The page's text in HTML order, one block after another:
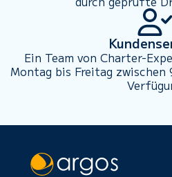
Ein Team von Charter-
Montag bis Freitag